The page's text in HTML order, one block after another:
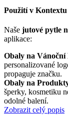
Použití v
Naše jutové pytle
aplikace:
Obaly na
personalizované
propaguje značku.
Obaly na
šperky, kosmetiku
odolné balení.
Zobrazit celý popis